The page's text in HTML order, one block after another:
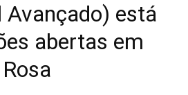
Avançado) está
abertas em